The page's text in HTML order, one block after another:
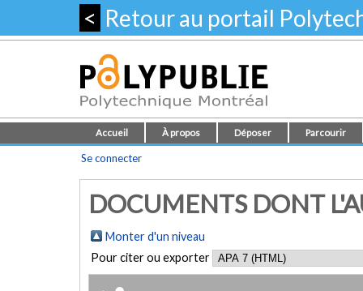
< Retour au portail
Accueil À propos Déposer Parcourir
Se connecter
DOCUMENTS DONT
Monter d'un niveau
Pour citer ou exporter